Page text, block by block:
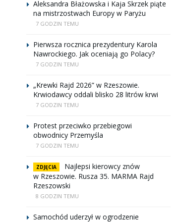
Aleksandra Błażowska i Kaja Skrzek piąte
na mistrzostwach Europy w Paryżu
7 GODZIN TEMU
Pierwsza rocznica prezydentury Karola
Nawrockiego. Jak oceniają go Polacy?
7 GODZIN TEMU
„Krewki Rajd 2026” w Rzeszowie.
Krwiodawcy oddali blisko 28 litrów krwi
7 GODZIN TEMU
Protest przeciwko przebiegowi
obwodnicy Przemyśla
7 GODZIN TEMU
ZDJĘCIA
Najlepsi kierowcy znów
w Rzeszowie. Rusza 35. MARMA Rajd
Rzeszowski
8 GODZIN TEMU
Samochód uderzył w ogrodzenie